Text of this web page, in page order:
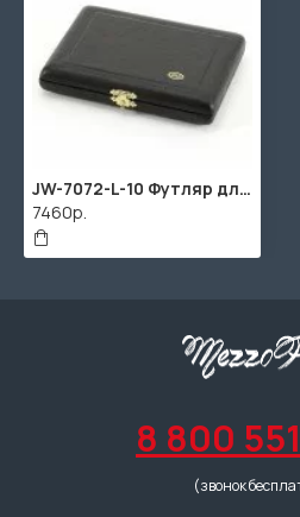
JW-7072-L-10 Футляр для тростей кларнета, кожа, Jakob Winter
7460р.
8 800
(звонок